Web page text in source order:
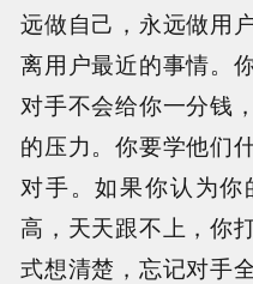
远做自己，永远做用
离用户最近的事情。
对手不会给你一分钱
的压力。你要学他们
对手。如果你认为
高，天天跟不上，你
式想清楚，忘记对手